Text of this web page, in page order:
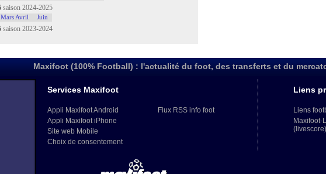
saison 2024-2025
Avril Juin
saison 2023-2024
Maxifoot (100% Football) : l'actualité du foot, des transferts et du
Services Maxifoot
Appli Maxifoot Android
Appli Maxifoot iPhone
Site web Mobile
Choix de consentement
Flux RSS info foot
Liens
Liens
Maxifoot-
(livescore)